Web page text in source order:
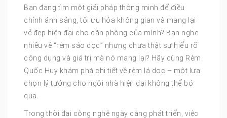
Bạn đang tìm một giải pháp thông minh để điều
chỉnh ánh sáng, tối ưu hóa không gian và mang lại
vẻ đẹp hiện đại cho căn phòng của mình? Bạn nghe
nhiều về “rèm sáo dọc” nhưng chưa thật sự hiểu rõ
công dụng và giá trị mà nó mang lại? Hãy cùng Rèm
Quốc Huy khám phá chi tiết về rèm lá dọc – một lựa
chọn lý tưởng cho ngôi nhà hiện đại không thể bỏ
qua.
Trong thời đại công nghệ ngày càng phát triển, việc